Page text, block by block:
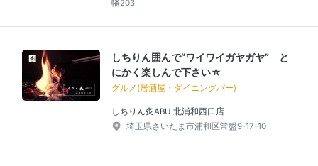
幡203
しちりん囲んで“ワイワイガヤガヤ” と
にかく楽しんで下さい☆
グルメ(居酒屋・ダイニングバー)
しちりん炙ABU 北浦和西口店
埼玉県さいたま市浦和区常盤9-17-10